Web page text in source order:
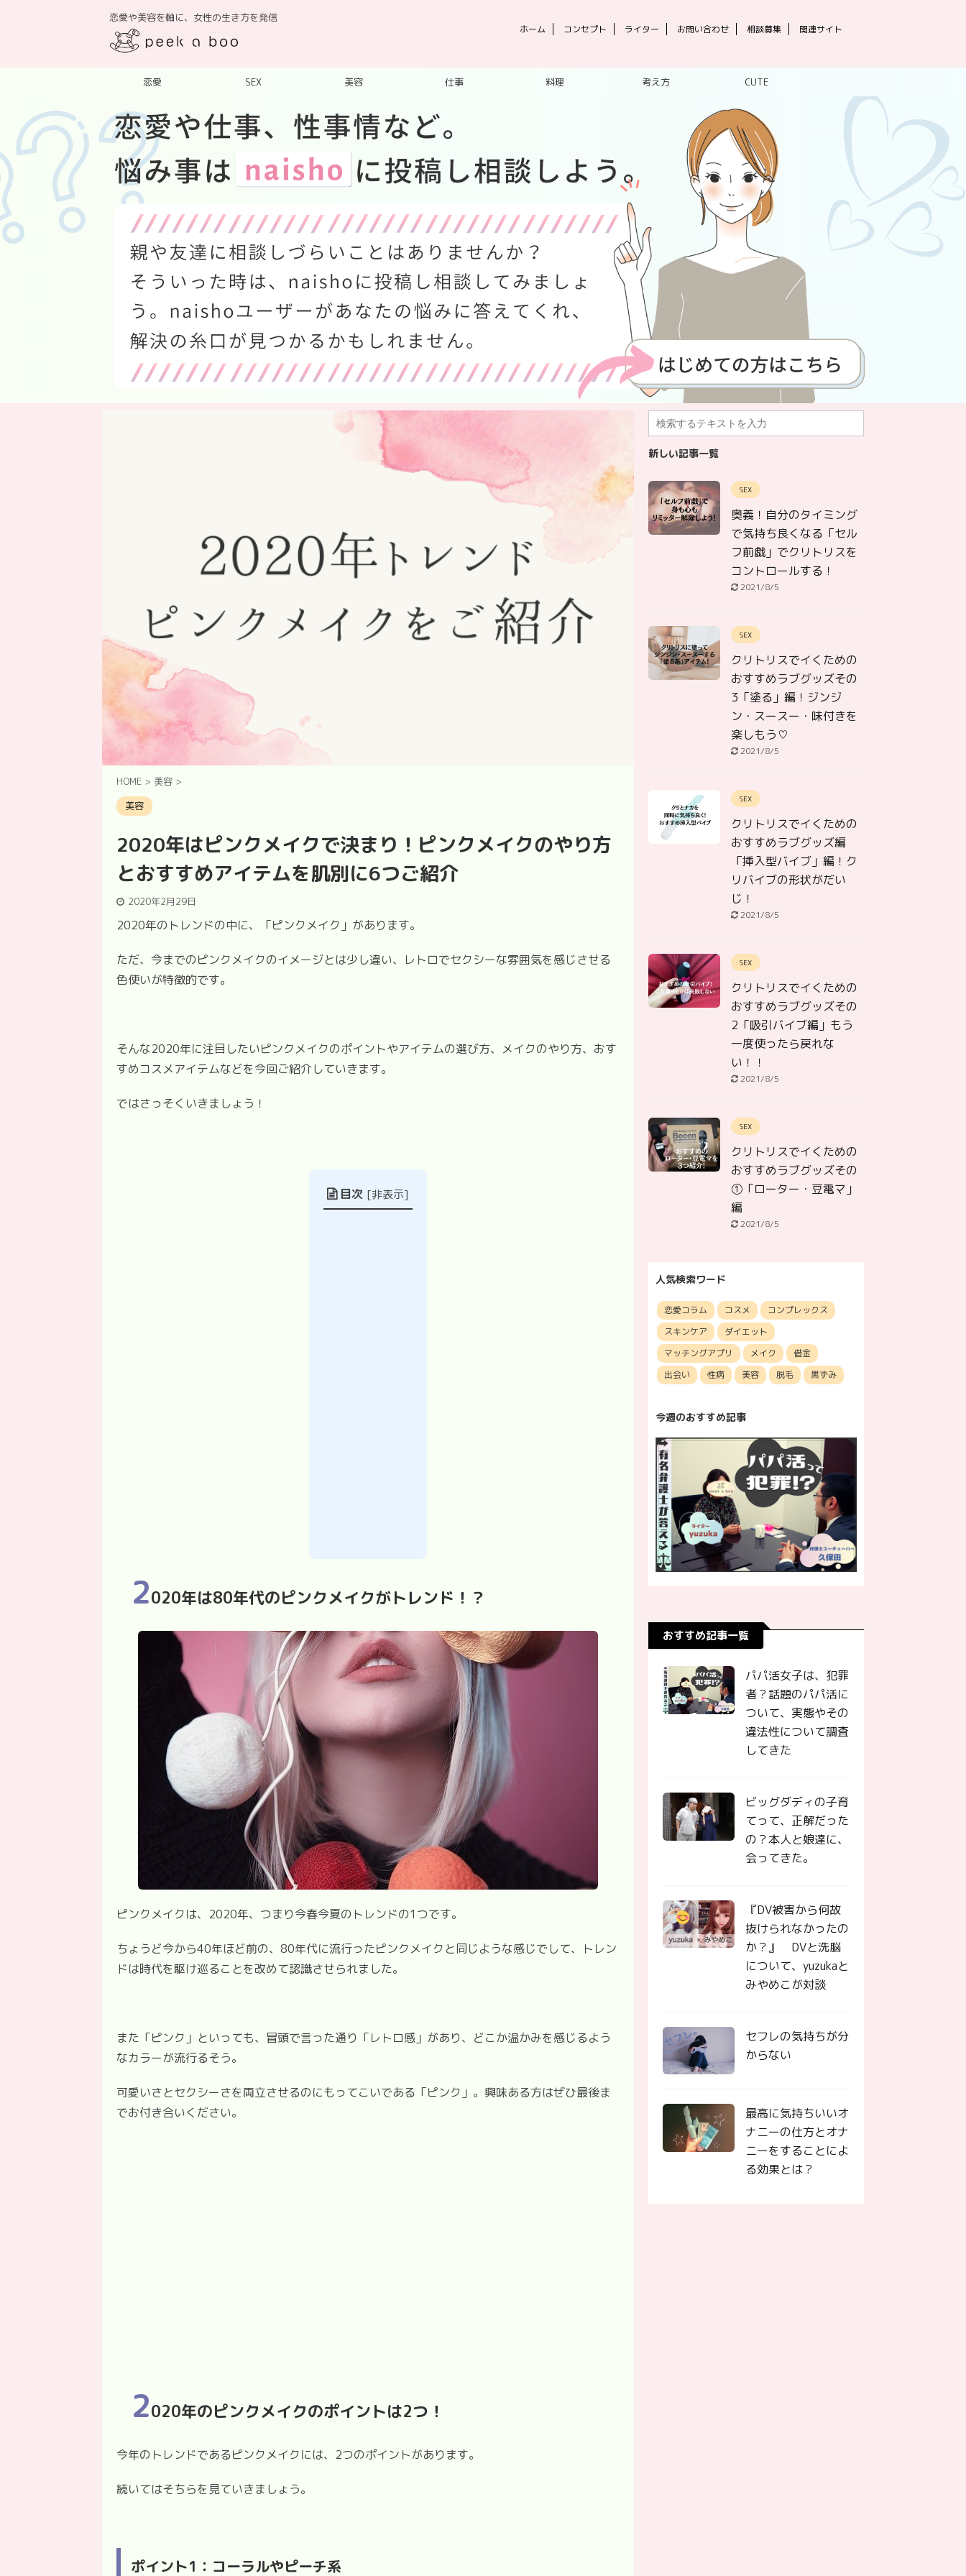
恋愛や美容を軸に、女性の生き方を発信
ホーム コンセプト ライター お問い合わせ 相談募集 関連サイト
恋愛 SEX 美容 仕事 料理 考え方 CUTE
HOME > 美容 >
美容
2020年はピンクメイクで決まり！ピンクメイクのやり方
とおすすめアイテムを肌別に6つご紹介
2020年2月29日
2020年のトレンドの中に、「ピンクメイク」があります。
ただ、今までのピンクメイクのイメージとは少し違い、レトロでセクシーな雰囲気を感じさせる
色使いが特徴的です。
そんな2020年に注目したいピンクメイクのポイントやアイテムの選び方、メイクのやり方、おす
すめコスメアイテムなどを今回ご紹介していきます。
ではさっそくいきましょう！
目次 [非表示]
2020年は80年代のピンクメイクがトレンド！？
ピンクメイクは、2020年、つまり今春今夏のトレンドの1つです。
ちょうど今から40年ほど前の、80年代に流行ったピンクメイクと同じような感じでして、トレン
ドは時代を駆け巡ることを改めて認識させられました。
また「ピンク」といっても、冒頭で言った通り「レトロ感」があり、どこか温かみを感じるよう
なカラーが流行るそう。
可愛いさとセクシーさを両立させるのにもってこいである「ピンク」。興味ある方はぜひ最後ま
でお付き合いください。
2020年のピンクメイクのポイントは2つ！
今年のトレンドであるピンクメイクには、2つのポイントがあります。
続いてはそちらを見ていきましょう。
ポイント1：コーラルやピーチ系
新しい記事一覧
SEX
奥義！自分のタイミング
で気持ち良くなる「セル
フ前戯」でクリトリスを
コントロールする！
2021/8/5
SEX
クリトリスでイくための
おすすめラブグッズその
3「塗る」編！ジンジ
ン・スースー・味付きを
楽しもう♡
2021/8/5
SEX
クリトリスでイくための
おすすめラブグッズ編
「挿入型バイブ」編！ク
リバイブの形状がだい
じ！
2021/8/5
SEX
クリトリスでイくための
おすすめラブグッズその
2「吸引バイブ編」もう
一度使ったら戻れな
い！！
2021/8/5
SEX
クリトリスでイくための
おすすめラブグッズその
①「ローター・豆電マ」
編
2021/8/5
人気検索ワード
恋愛コラム コスメ
コンプレックス
スキンケア
ダイエット
マッチングアプリ
メイク
借金
出会い
性病 美容 脱毛 黒ずみ
今週のおすすめ記事
おすすめ記事一覧
パパ活女子は、犯罪
者？話題のパパ活に
ついて、実態やその
違法性について調査
してきた
ビッグダディの子育
てって、正解だった
の？本人と娘達に、
会ってきた。
『DV被害から何故
抜けられなかったの
か？』 DVと洗脳
について、yuzukaと
みやめこが対談
セフレの気持ちが分
からない
最高に気持ちいいオ
ナニーの仕方とオナ
ニーをすることによ
る効果とは？